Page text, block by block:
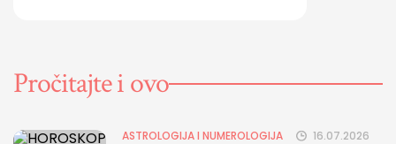
Pročitajte i ovo
ASTROLOGIJA I NUMEROLOGIJA 16.07.2026